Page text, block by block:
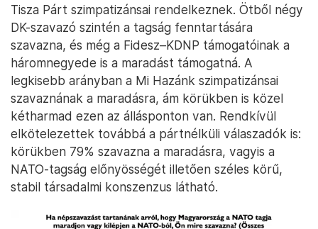
Tisza Párt szimpatizánsai rendelkeznek. Ötből négy
DK-szavazó szintén a tagság fenntartására
szavazna, és még a Fidesz–KDNP támogatóinak a
háromnegyede is a maradást támogatná. A
legkisebb arányban a Mi Hazánk szimpatizánsai
szavaznának a maradásra, ám körükben is közel
kétharmad ezen az állásponton van. Rendkívül
elkötelezettek továbbá a pártnélküli válaszadók is:
körükben 79% szavazna a maradásra, vagyis a
NATO-tagság előnyösségét illetően széles körű,
stabil társadalmi konszenzus látható.